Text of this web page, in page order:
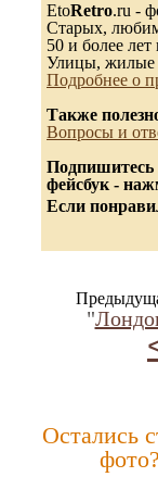
EtoRetro.ru -
Старых,
50 и более лет
Улицы, жилые
Подробнее о
Также
Вопросы и
Подпишитесь
фейсбук -
Если
"
Остались